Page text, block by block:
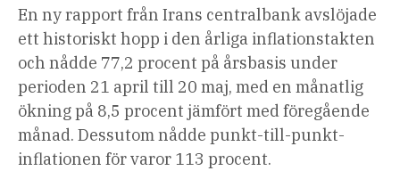
En ny rapport från Irans centralbank avslöjade
ett historiskt hopp i den årliga inflationstakten
och nådde 77,2 procent på årsbasis under
perioden 21 april till 20 maj, med en månatlig
ökning på 8,5 procent jämfört med föregående
månad. Dessutom nådde punkt-till-punkt-
inflationen för varor 113 procent.